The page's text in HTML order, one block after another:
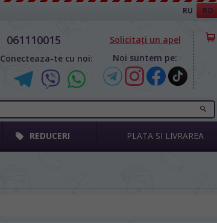
RU RO
061110015
Conecteaza-te cu noi:
Solicitați un apel
Noi suntem pe:
REDUCERI PLATA SI LIVRAREA